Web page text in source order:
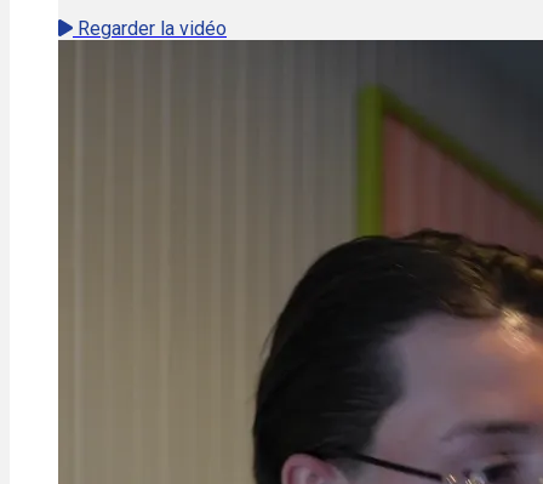
Regarder la vidéo